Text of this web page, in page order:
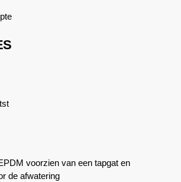
voorzien van een tapgat en
de afwatering